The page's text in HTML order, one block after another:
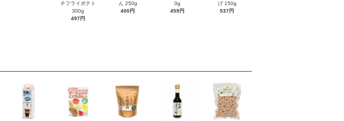
チフライポテト
300g
497円
ん 250g
400円
0g
459円
げ 150g
537円